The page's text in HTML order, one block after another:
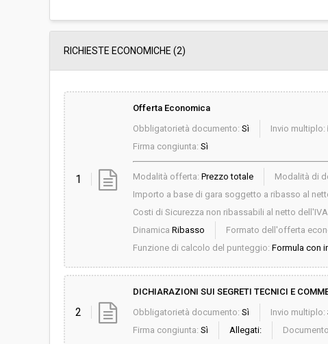
RICHIESTE ECONOMICHE (2)
1
Offerta Economica
Obbligatorietà documento: Sì Invio multiplo:
Firma congiunta: Sì
Modalità offerta: Prezzo totale Modalità di
Importo a base di gara soggetto a ribasso al
Costi di Sicurezza non ribassabili al netto
Dinamica Ribasso Formato dell'offerta
Funzione di calcolo del punteggio: Formula con
2
DICHIARAZIONI SUI SEGRETI TECNICI E
Obbligatorietà documento: Sì Invio multiplo:
Firma congiunta: Sì Allegati: